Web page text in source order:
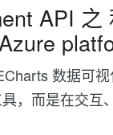
API
数据可
，而是在交